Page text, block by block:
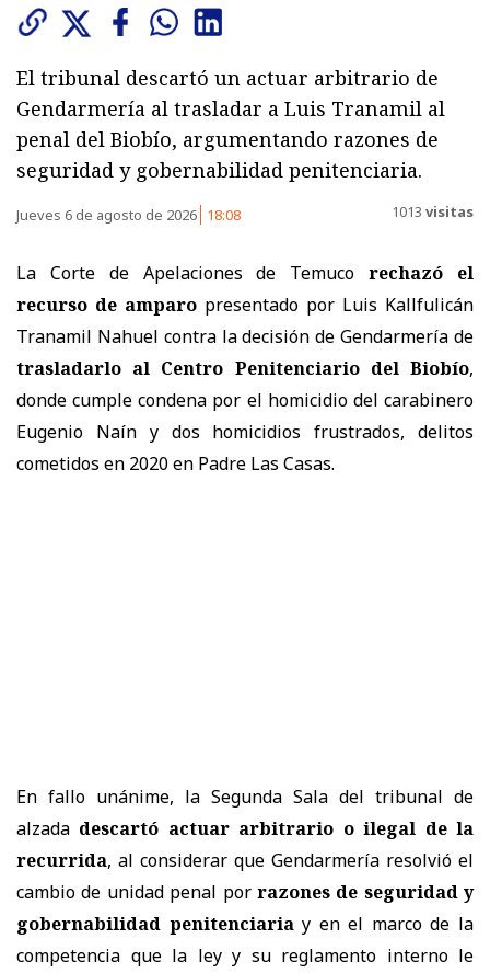
El tribunal descartó un actuar arbitrario de
Gendarmería al trasladar a Luis Tranamil al
penal del Biobío, argumentando razones de
seguridad y gobernabilidad penitenciaria.
Jueves 6 de agosto de 2026 18:08 1013 visitas
La Corte de Apelaciones de Temuco rechazó el
recurso de amparo presentado por Luis Kallfulicán
Tranamil Nahuel contra la decisión de Gendarmería de
trasladarlo al Centro Penitenciario del Biobío,
donde cumple condena por el homicidio del carabinero
Eugenio Naín y dos homicidios frustrados, delitos
cometidos en 2020 en Padre Las Casas.
En fallo unánime, la Segunda Sala del tribunal de
alzada descartó actuar arbitrario o ilegal de la
recurrida, al considerar que Gendarmería resolvió el
cambio de unidad penal por razones de seguridad y
gobernabilidad penitenciariay en el marco de la
competencia que la ley y su reglamento interno le